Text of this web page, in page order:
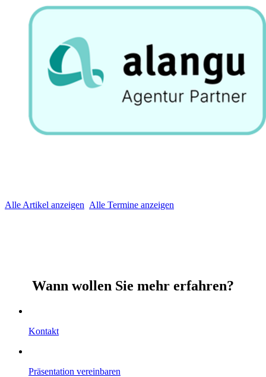
Alle Artikel anzeigen Alle Termine anzeigen
Wann wollen Sie mehr erfahren?
Kontakt
Präsentation vereinbaren